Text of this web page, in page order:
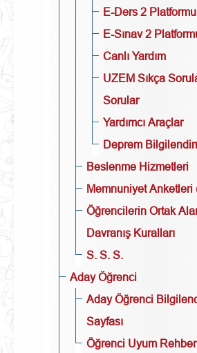
E-Ders 2 Platformu
E-Sınav 2
Canlı Yardım
UZEM Sıkça
Sorular
Yardımcı Araçlar
Deprem
Beslenme Hizmetleri
Memnuniyet Anketleri
Öğrencilerin Ortak
Davranış Kuralları
S. S. S.
Aday Öğrenci
Aday Öğrenci
Sayfası
Öğrenci Uyum